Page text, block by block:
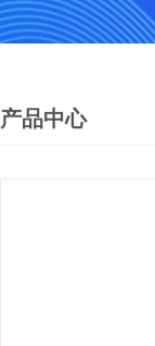
产品中心